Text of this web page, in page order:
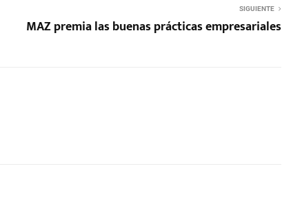
SIGUIENTE
MAZ premia las buenas prácticas empresariales